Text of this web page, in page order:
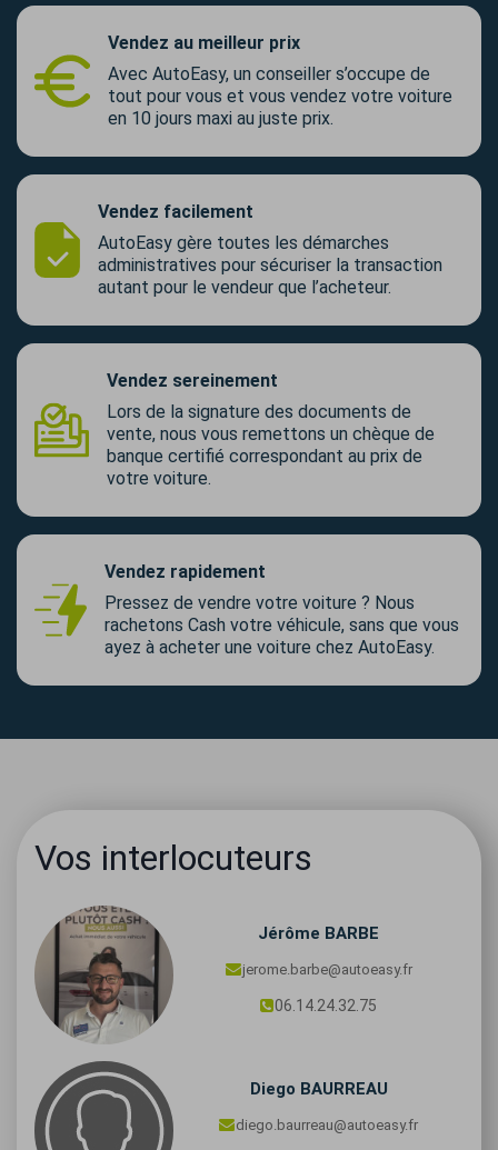
Vendez au meilleur prix
Avec AutoEasy, un conseiller s’occupe de
tout pour vous et vous vendez votre voiture
en 10 jours maxi au juste prix.
Vendez facilement
AutoEasy gère toutes les démarches
administratives pour sécuriser la transaction
autant pour le vendeur que l’acheteur.
Vendez sereinement
Lors de la signature des documents de
vente, nous vous remettons un chèque de
banque certifié correspondant au prix de
votre voiture.
Vendez rapidement
Pressez de vendre votre voiture ? Nous
rachetons Cash votre véhicule, sans que vous
ayez à acheter une voiture chez AutoEasy.
Vos interlocuteurs
Jérôme BARBE
jerome.barbe@autoeasy.fr
06.14.24.32.75
Diego BAURREAU
diego.baurreau@autoeasy.fr